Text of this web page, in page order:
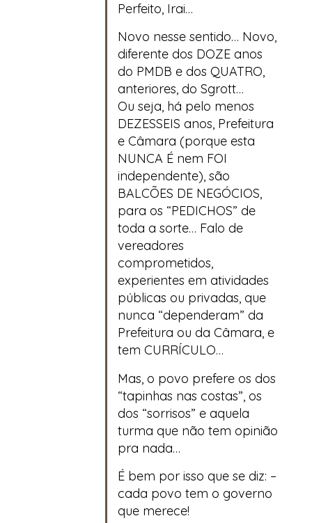
Perfeito, Irai…
Novo nesse sentido… Novo,
diferente dos DOZE anos
do PMDB e dos QUATRO,
anteriores, do Sgrott…
Ou seja, há pelo menos
DEZESSEIS anos, Prefeitura
e Câmara (porque esta
NUNCA É nem FOI
independente), são
BALCÕES DE NEGÓCIOS,
para os “PEDICHOS” de
toda a sorte… Falo de
vereadores
comprometidos,
experientes em atividades
públicas ou privadas, que
nunca “dependeram” da
Prefeitura ou da Câmara, e
tem CURRÍCULO…
Mas, o povo prefere os dos
“tapinhas nas costas”, os
dos “sorrisos” e aquela
turma que não tem opinião
pra nada…
É bem por isso que se diz: –
cada povo tem o governo
que merece!